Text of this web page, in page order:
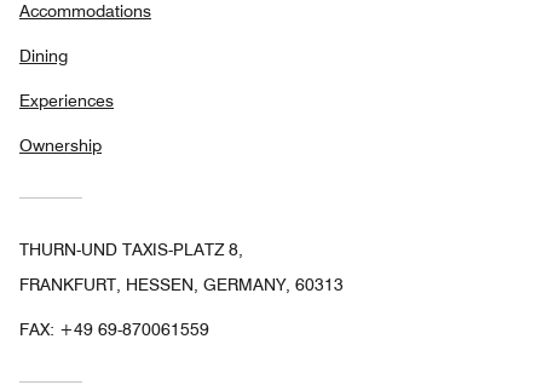
Accommodations
Dining
Experiences
Ownership
THURN-UND TAXIS-PLATZ 8,
FRANKFURT, HESSEN, GERMANY, 60313
FAX: +49 69-870061559